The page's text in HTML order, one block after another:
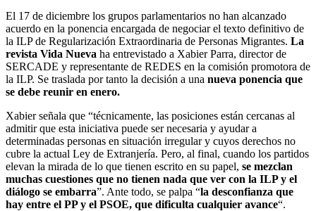
El 17 de diciembre los grupos parlamentarios no han alcanzado
acuerdo en la ponencia encargada de negociar el texto definitivo de
la ILP de Regularización Extraordinaria de Personas Migrantes. La
revista Vida Nueva ha entrevistado a Xabier Parra, director de
SERCADE y representante de REDES en la comisión promotora de
la ILP. Se traslada por tanto la decisión a una nueva ponencia que
se debe reunir en enero.
Xabier señala que “técnicamente, las posiciones están cercanas al
admitir que esta iniciativa puede ser necesaria y ayudar a
determinadas personas en situación irregular y cuyos derechos no
cubre la actual Ley de Extranjería. Pero, al final, cuando los partidos
elevan la mirada de lo que tienen escrito en su papel, se mezclan
muchas cuestiones que no tienen nada que ver con la ILP y el
diálogo se embarra”. Ante todo, se palpa “la desconfianza que
hay entre el PP y el PSOE, que dificulta cualquier avance“.